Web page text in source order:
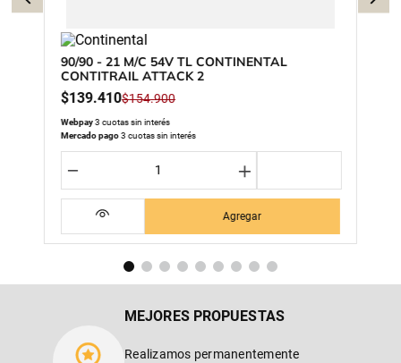
90/90 - 21 M/C 54V TL CONTINENTAL
CONTITRAIL ATTACK 2
$139.410$154.900
Webpay3 cuotas sin interés
Mercado pago3 cuotas sin interés
＋
－
Agregar
MEJORES PROPUESTAS
Realizamos permanentemente